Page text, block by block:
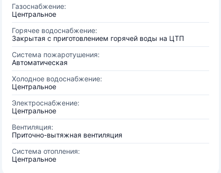
Газоснабжение:
Центральное
Горячее водоснабжение:
Закрытая с приготовлением горячей воды на ЦТП
Система пожаротушения:
Автоматическая
Холодное водоснабжение:
Центральное
Электроснабжение:
Центральное
Вентиляция:
Приточно-вытяжная вентиляция
Система отопления:
Центральное